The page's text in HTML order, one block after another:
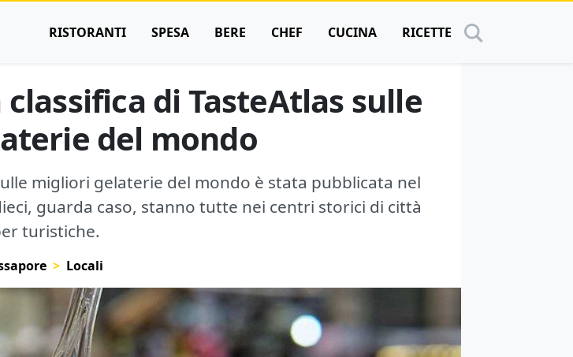
RISTORANTI SPESA BERE CHEF CUCINA RICETTE
di TasteAtlas sulle
del mondo
migliori gelaterie del mondo è stata pubblicata nel
guarda caso, stanno tutte nei centri storici di città
turistiche.
Locali